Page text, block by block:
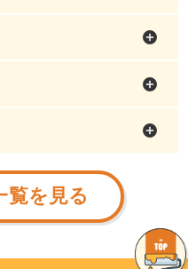
覧を見る